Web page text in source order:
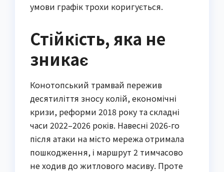
умови графік трохи коригується.
Стійкість, яка не
зникає
Конотопський трамвай пережив
десятиліття зносу колій, економічні
кризи, реформи 2018 року та складні
часи 2022–2026 років. Навесні 2026-го
після атаки на місто мережа отримала
пошкодження, і маршрут 2 тимчасово
не ходив до житлового масиву. Проте